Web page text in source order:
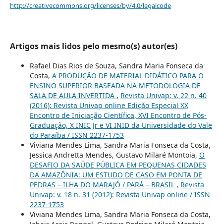
http://creativecommons.org/licenses/by/4.0/legalcode
Artigos mais lidos pelo mesmo(s) autor(es)
Rafael Dias Rios de Souza, Sandra Maria Fonseca da
Costa, A PRODUÇÃO DE MATERIAL DIDÁTICO PARA O
ENSINO SUPERIOR BASEADA NA METODOLOGIA DE
SALA DE AULA INVERTIDA , Revista Univap: v. 22 n. 40
(2016): Revista Univap online Edição Especial XX
Encontro de Iniciação Científica, XVI Encontro de Pós-
Graduação, X INIC Jr e VI INID da Universidade do Vale
do Paraíba / ISSN 2237-1753
Viviana Mendes Lima, Sandra Maria Fonseca da Costa,
Jessica Andretta Mendes, Gustavo Milaré Montoia, O
DESAFIO DA SAÚDE PÚBLICA EM PEQUENAS CIDADES
DA AMAZÔNIA: UM ESTUDO DE CASO EM PONTA DE
PEDRAS – ILHA DO MARAJÓ / PARÁ – BRASIL , Revista
Univap: v. 18 n. 31 (2012): Revista Univap online / ISSN
2237-1753
Viviana Mendes Lima, Sandra Maria Fonseca da Costa,